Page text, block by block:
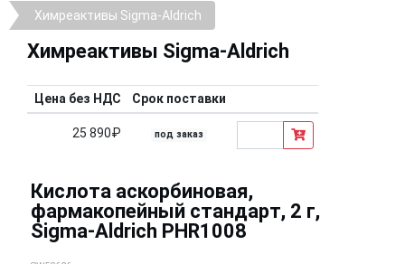
Химреактивы Sigma-Aldrich
Химреактивы Sigma-Aldrich
Цена без НДС Срок поставки
25 890₽ под заказ
Кислота аскорбиновая,
фармакопейный стандарт, 2 г,
Sigma-Aldrich PHR1008